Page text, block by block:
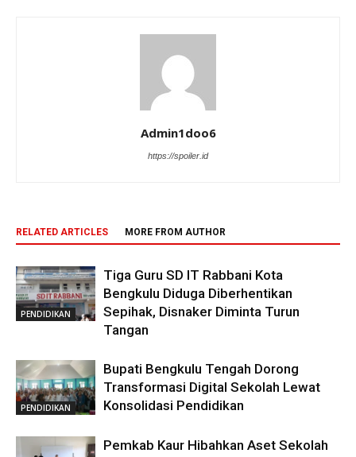
Admin1doo6
https://spoiler.id
RELATED ARTICLES MORE FROM AUTHOR
PENDIDIKAN
Tiga Guru SD IT Rabbani Kota
Bengkulu Diduga Diberhentikan
Sepihak, Disnaker Diminta Turun
Tangan
PENDIDIKAN
Bupati Bengkulu Tengah Dorong
Transformasi Digital Sekolah Lewat
Konsolidasi Pendidikan
Pemkab Kaur Hibahkan Aset Sekolah